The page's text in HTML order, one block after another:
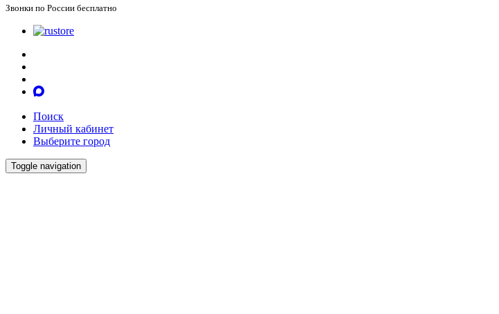
Звонки по России бесплатно
Поиск
Личный кабинет
Выберите город
Toggle navigation